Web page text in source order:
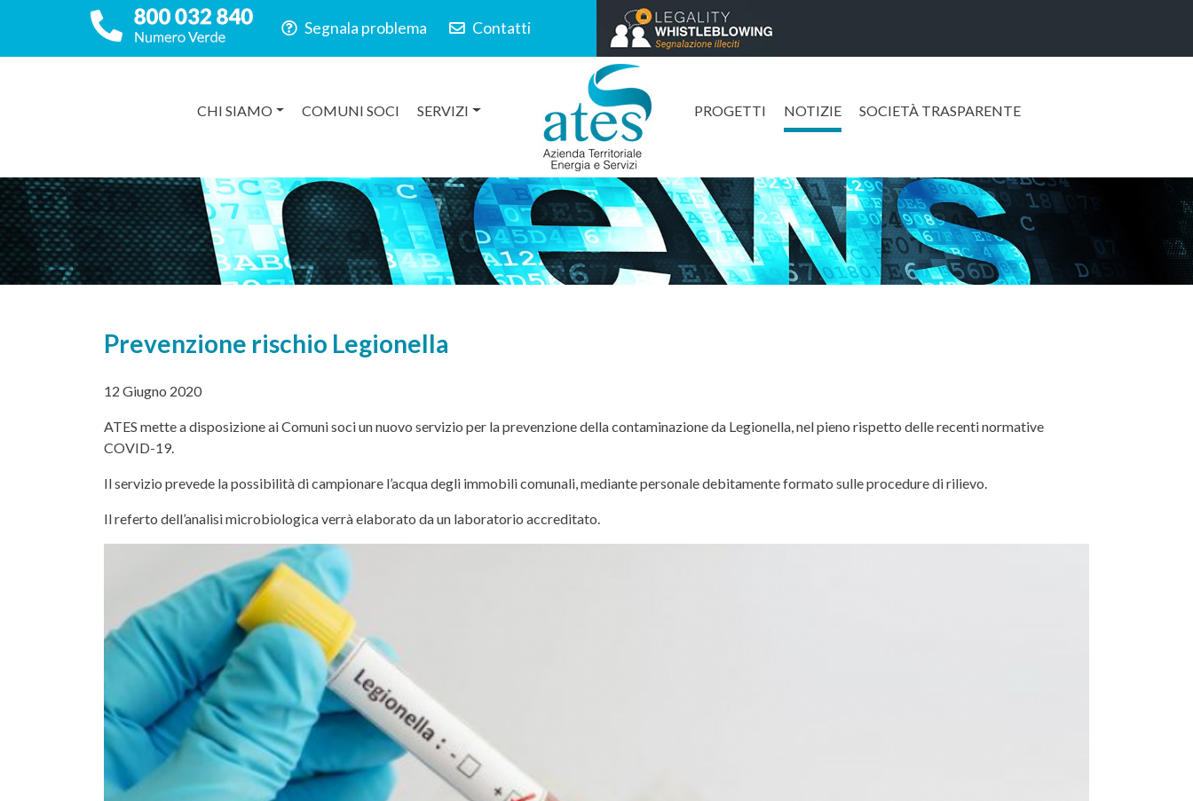
Segnala problema Contatti
CHI SIAMO COMUNI SOCI SERVIZI PROGETTI NOTIZIE SOCIETÀ TRASPARENTE
Prevenzione rischio Legionella
12 Giugno 2020
ATES mette a disposizione ai Comuni soci un nuovo servizio per la prevenzione della contaminazione da Legionella, nel pieno rispetto delle recenti normative
COVID-19.
Il servizio prevede la possibilità di campionare l’acqua degli immobili comunali, mediante personale debitamente formato sulle procedure di rilievo.
Il referto dell’analisi microbiologica verrà elaborato da un laboratorio accreditato.